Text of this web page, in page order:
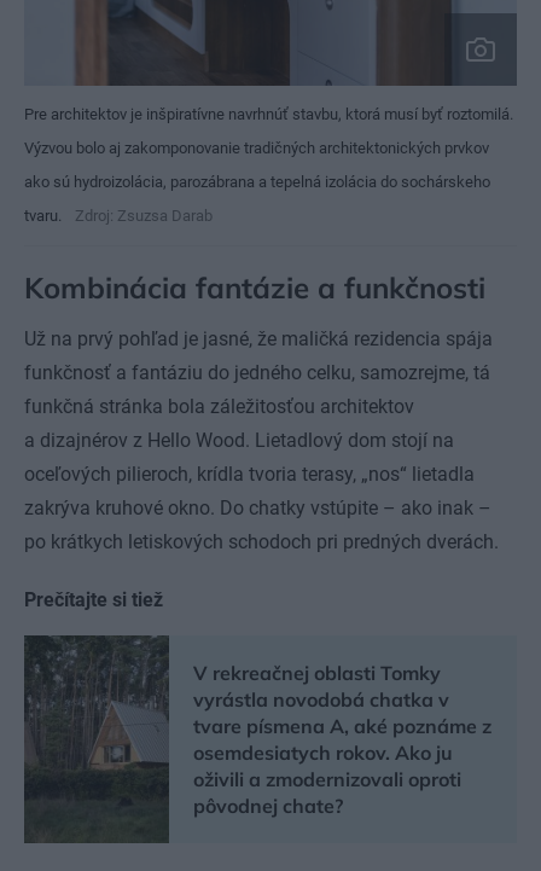
Pre architektov je inšpiratívne navrhnúť stavbu, ktorá musí byť roztomilá.
Výzvou bolo aj zakomponovanie tradičných architektonických prvkov
ako sú hydroizolácia, parozábrana a tepelná izolácia do sochárskeho
tvaru.
Zdroj: Zsuzsa Darab
Kombinácia fantázie a funkčnosti
Už na prvý pohľad je jasné, že maličká rezidencia spája
funkčnosť a fantáziu do jedného celku, samozrejme, tá
funkčná stránka bola záležitosťou architektov
a dizajnérov z Hello Wood. Lietadlový dom stojí na
oceľových pilieroch, krídla tvoria terasy, „nos“ lietadla
zakrýva kruhové okno. Do chatky vstúpite – ako inak –
po krátkych letiskových schodoch pri predných dverách.
Prečítajte si tiež
V rekreačnej oblasti Tomky
vyrástla novodobá chatka v
tvare písmena A, aké poznáme z
osemdesiatych rokov. Ako ju
oživili a zmodernizovali oproti
pôvodnej chate?